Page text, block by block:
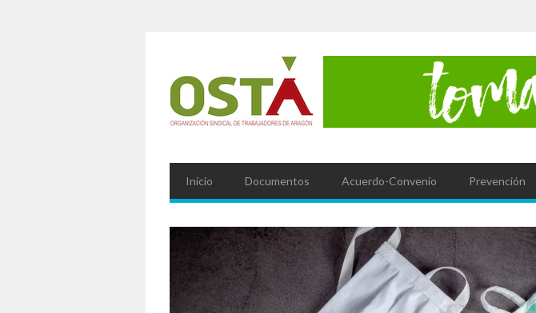
Inicio Documentos Acuerdo-Convenio Prevención